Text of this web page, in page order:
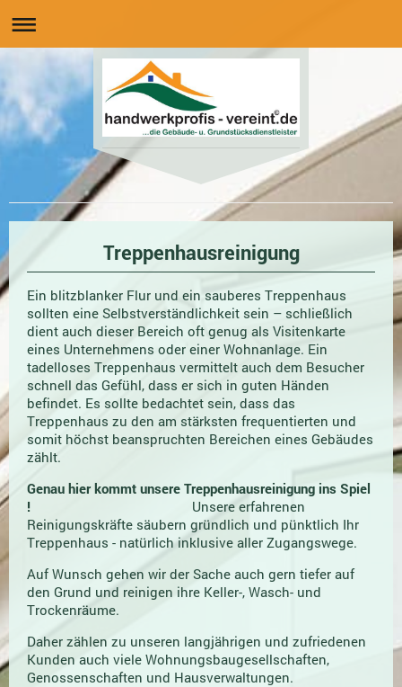
Treppenhausreinigung
Ein blitzblanker Flur und ein sauberes Treppenhaus
sollten eine Selbstverständlichkeit sein – schließlich
dient auch dieser Bereich oft genug als Visitenkarte
eines Unternehmens oder einer Wohnanlage. Ein
tadelloses Treppenhaus vermittelt auch dem Besucher
schnell das Gefühl, dass er sich in guten Händen
befindet. Es sollte bedachtet sein, dass das
Treppenhaus zu den am stärksten frequentierten und
somit höchst beanspruchten Bereichen eines Gebäudes
zählt.
Genau hier kommt unsere Treppenhausreinigung ins Spiel
! Unsere erfahrenen
Reinigungskräfte säubern gründlich und pünktlich Ihr
Treppenhaus - natürlich inklusive aller Zugangswege.
Auf Wunsch gehen wir der Sache auch gern tiefer auf
den Grund und reinigen ihre Keller-, Wasch- und
Trockenräume.
Daher zählen zu unseren langjährigen und zufriedenen
Kunden auch viele Wohnungsbaugesellschaften,
Genossenschaften und Hausverwaltungen.